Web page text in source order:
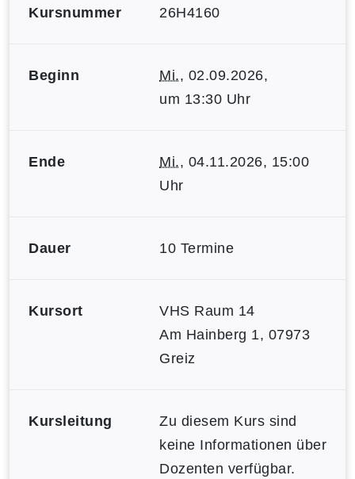
Kursnummer 26H4160
Beginn Mi., 02.09.2026,
um 13:30 Uhr
Ende Mi., 04.11.2026, 15:00
Uhr
Dauer 10 Termine
Kursort
VHS Raum 14
Am Hainberg 1, 07973
Greiz
Kursleitung
Zu diesem Kurs sind
keine Informationen über
Dozenten verfügbar.